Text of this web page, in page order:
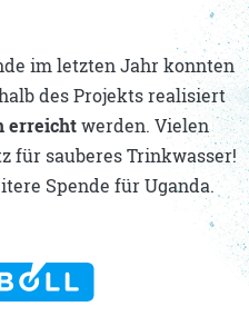
im letzten Jahr konnten
des Projekts realisiert
erreichtwerden. Vielen
für sauberes Trinkwasser!
Spende für Uganda.